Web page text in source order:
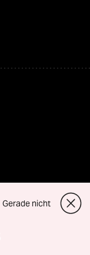
Gerade nicht